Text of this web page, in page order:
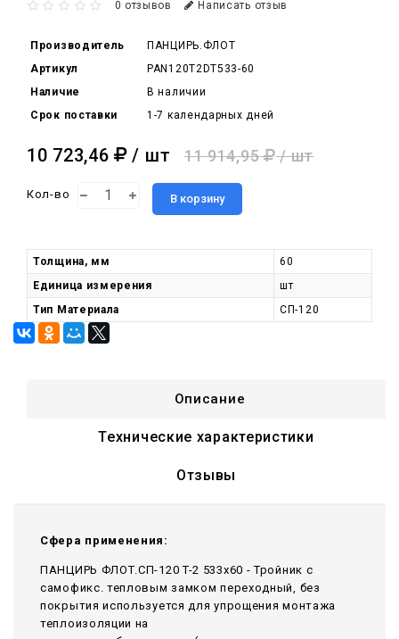
0 отзывов Написать отзыв
Производитель
ПАНЦИРЬ.ФЛОТ
Артикул
PAN120T2DT533-60
Наличие
В наличии
Срок поставки
1-7 календарных дней
10 723,46 / шт 11 914,95 / шт
Кол-во В корзину
Толщина, мм
60
Единица измерения
шт
Тип Материала
СП-120
Описание
Технические характеристики
Отзывы
Сфера применения:
ПАНЦИРЬ ФЛОТ.СП-120 T-2 533x60 - Тройник c
самофикс. тепловым замком переходный, без
покрытия используется для упрощения монтажа
теплоизоляции на